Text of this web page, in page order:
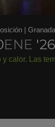
| Granada
ENE
y calor. Las